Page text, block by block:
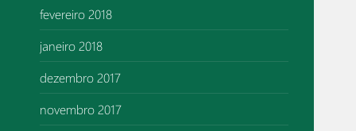
fevereiro 2018
janeiro 2018
dezembro 2017
novembro 2017